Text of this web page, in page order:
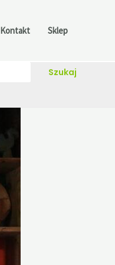
Kontakt Sklep
Szukaj